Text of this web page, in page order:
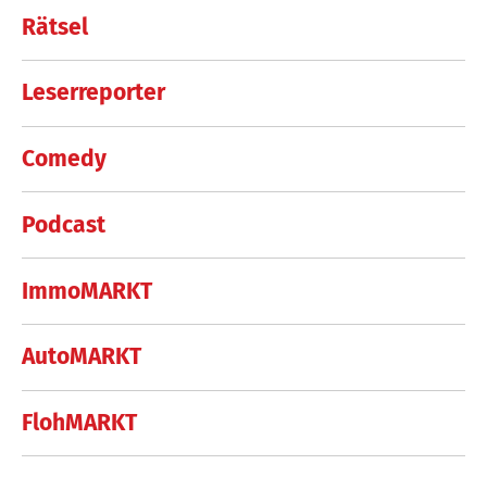
Rätsel
Leserreporter
Comedy
Podcast
ImmoMARKT
AutoMARKT
FlohMARKT